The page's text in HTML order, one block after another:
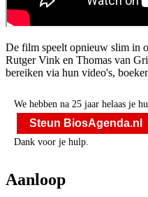
De film speelt opnieuw slim in
Rutger Vink en Thomas van
bereiken via hun video's,
We hebben na 25 jaar helaas je
Steun BiosAgenda.nl
Dank voor je hulp.
Aanloop